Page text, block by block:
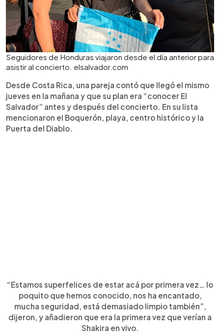
Seguidores de Honduras viajaron desde el día anterior para
asistir al concierto. elsalvador.com
Desde Costa Rica, una pareja contó que llegó el mismo
jueves en la mañana y que su plan era “conocer El
Salvador” antes y después del concierto. En su lista
mencionaron el Boquerón, playa, centro histórico y la
Puerta del Diablo.
“Estamos superfelices de estar acá por primera vez… lo
poquito que hemos conocido, nos ha encantado,
mucha seguridad, está demasiado limpio también”,
dijeron, y añadieron que era la primera vez que verían a
Shakira en vivo.